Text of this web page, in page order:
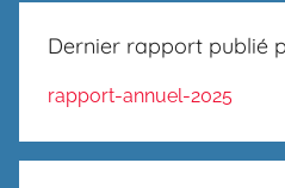
Dernier rapport publié
rapport-annuel-2025